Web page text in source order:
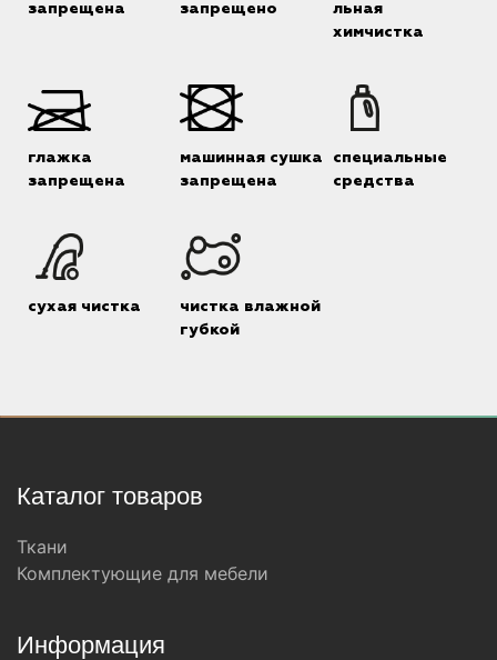
запрещена
запрещено
льная
химчистка
глажка
запрещена
машинная сушка
запрещена
специальные
средства
сухая чистка
чистка влажной
губкой
Каталог товаров
Ткани
Комплектующие для мебели
Информация